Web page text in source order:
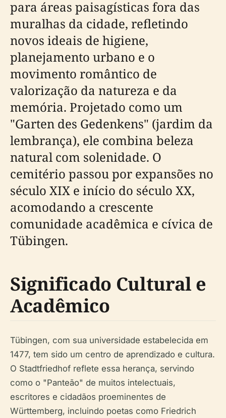
para áreas paisagísticas fora das
muralhas da cidade, refletindo
novos ideais de higiene,
planejamento urbano e o
movimento romântico de
valorização da natureza e da
memória. Projetado como um
"Garten des Gedenkens" (jardim da
lembrança), ele combina beleza
natural com solenidade. O
cemitério passou por expansões no
século XIX e início do século XX,
acomodando a crescente
comunidade acadêmica e cívica de
Tübingen.
Significado Cultural e
Acadêmico
Tübingen, com sua universidade estabelecida em
1477, tem sido um centro de aprendizado e cultura.
O Stadtfriedhof reflete essa herança, servindo
como o "Panteão" de muitos intelectuais,
escritores e cidadãos proeminentes de
Württemberg, incluindo poetas como Friedrich